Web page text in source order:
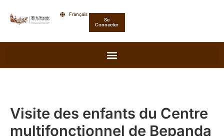
contenu
Français
Se
Connecter
Visite des enfants du Centre
multifonctionnel de Bepanda